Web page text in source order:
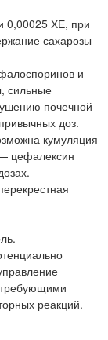
0,00025 ХЕ, при
сахарозы
и
сильные
почечной
доз.
кумуляция
цефалексин
реакций.